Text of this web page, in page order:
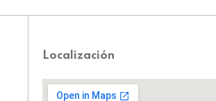
Localización